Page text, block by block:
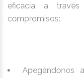
eficacia a
compromisos:
Apegándonos